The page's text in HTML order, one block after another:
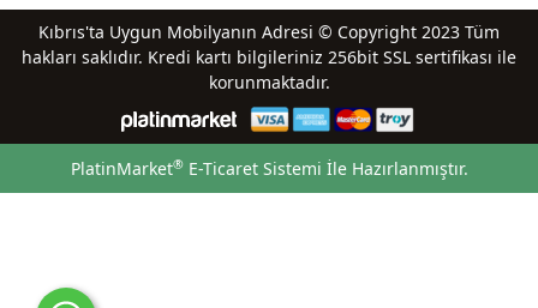
Kıbrıs'ta Uygun Mobilyanın Adresi © Copyright 2023 Tüm
hakları saklıdır. Kredi kartı bilgileriniz 256bit SSL sertifikası ile
korunmaktadır.
PlatinMarket®E-Ticaret Sistemi İle Hazırlanmıştır.